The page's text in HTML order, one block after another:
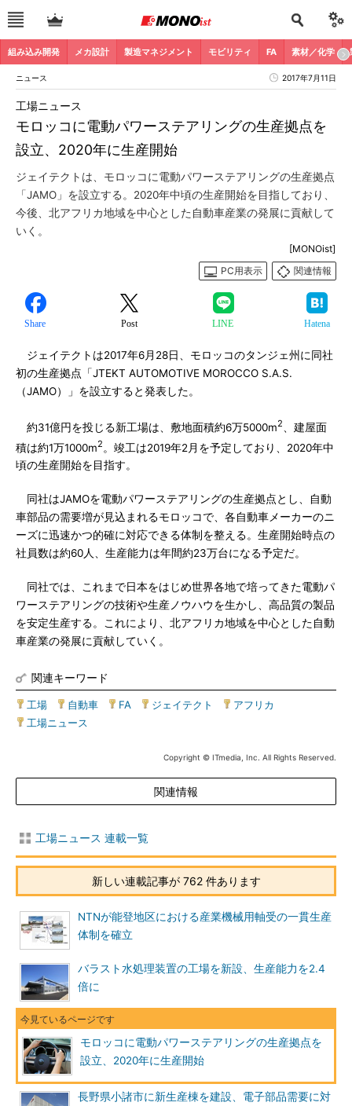
組み込み開発 メカ設計 製造マネジメント モビリティ FA 素材／化学
ニュース 2017年7月11日
モロッコに電動パワーステアリングの生産拠点を
設立、2020年に生産開始
工場ニュース
ジェイテクトは、モロッコに電動パワーステアリングの生産拠点
「JAMO」を設立する。2020年中頃の生産開始を目指しており、
今後、北アフリカ地域を中心とした自動車産業の発展に貢献して
いく。
[MONOist]
PC用表示
関連情報
Share Post LINE Hatena
ジェイテクトは2017年6月28日、モロッコのタンジェ州に同社
初の生産拠点「JTEKT AUTOMOTIVE MOROCCO S.A.S.
（JAMO）」を設立すると発表した。
約31億円を投じる新工場は、敷地面積約6万5000m2
、建屋面
積は約1万1000m2
。竣工は2019年2月を予定しており、2020年中
頃の生産開始を目指す。
同社はJAMOを電動パワーステアリングの生産拠点とし、自動
車部品の需要増が見込まれるモロッコで、各自動車メーカーのニ
ーズに迅速かつ的確に対応できる体制を整える。生産開始時点の
社員数は約60人、生産能力は年間約23万台になる予定だ。
同社では、これまで日本をはじめ世界各地で培ってきた電動パ
ワーステアリングの技術や生産ノウハウを生かし、高品質の製品
を安定生産する。これにより、北アフリカ地域を中心とした自動
車産業の発展に貢献していく。
関連キーワード
工場 自動車 FA ジェイテクト アフリカ
工場ニュース
Copyright © ITmedia, Inc. All Rights Reserved.
関連情報
工場ニュース 連載一覧
新しい連載記事が 762 件あります
NTNが能登地区における産業機械用軸受の一貫生産
体制を確立
バラスト水処理装置の工場を新設、生産能力を2.4
倍に
モロッコに電動パワーステアリングの生産拠点を
設立、2020年に生産開始
長野県小諸市に新生産棟を建設、電子部品需要に対